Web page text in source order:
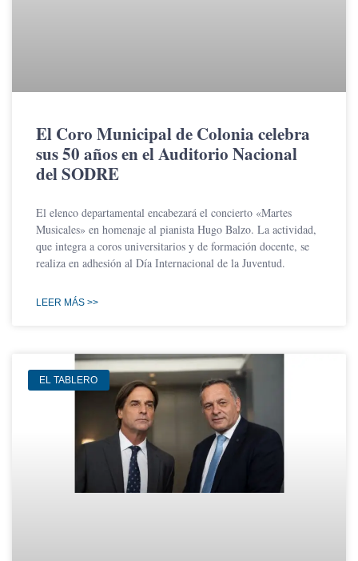
El Coro Municipal de Colonia celebra
sus 50 años en el Auditorio Nacional
del SODRE
El elenco departamental encabezará el concierto «Martes
Musicales» en homenaje al pianista Hugo Balzo. La actividad,
que integra a coros universitarios y de formación docente, se
realiza en adhesión al Día Internacional de la Juventud.
LEER MÁS >>
EL TABLERO